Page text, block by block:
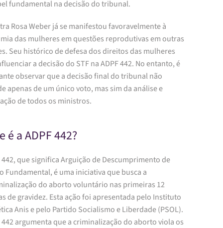
fundamental na decisão do tribunal.
Rosa Weber já se manifestou favoravelmente à
das mulheres em questões reprodutivas em outras
Seu histórico de defesa dos direitos das mulheres
a decisão do STF na ADPF 442. No entanto, é
observar que a decisão final do tribunal não
apenas de um único voto, mas sim da análise e
de todos os ministros.
é a ADPF 442?
442, que significa Arguição de Descumprimento de
Fundamental, é uma iniciativa que busca a
do aborto voluntário nas primeiras 12
de gravidez. Esta ação foi apresentada pelo Instituto
Anis e pelo Partido Socialismo e Liberdade (PSOL).
442 argumenta que a criminalização do aborto viola os